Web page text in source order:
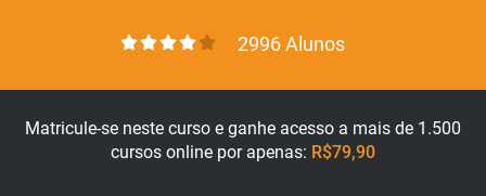
2996 Alunos
Matricule-se neste curso e ganhe acesso a mais de 1.500
cursos online por apenas: R$79,90